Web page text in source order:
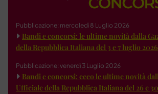
Pubblicazione: mercoledì 8 Luglio 2026
Bandi e concorsi: le ultime novità dalla
della Repubblica Italiana del 3 e 7 luglio 2026
Pubblicazione: venerdì 3 Luglio 2026
Bandi e concorsi: ecco le ultime novità
Ufficiale della Repubblica Italiana del 26 e